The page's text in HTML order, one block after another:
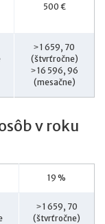
500 €
˃ 1 659, 70
(štvrťročne)
˃ 16 596, 96
(mesačne)
v roku
19 %
˃ 1 659, 70
(štvrťročne)